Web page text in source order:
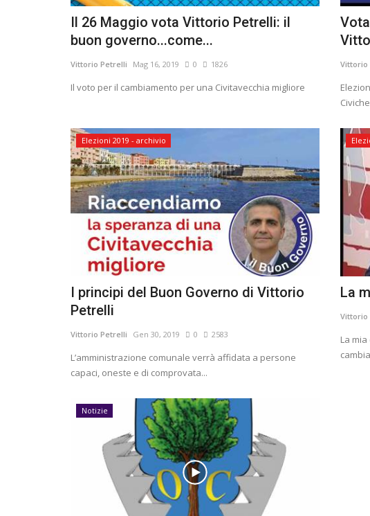
Il 26 Maggio vota Vittorio Petrelli: il
buon governo...come...
Vittorio Petrelli Mag 16, 2019 0 1826
Il voto per il cambiamento per una Civitavecchia migliore
Vittorio
Elezioni 2019 - archivio
I principi del Buon Governo di Vittorio
Petrelli
Vittorio Petrelli Gen 30, 2019 0 2583
L’amministrazione comunale verrà affidata a persone
capaci, oneste e di comprovata...
La
Vittorio
La
Notizie